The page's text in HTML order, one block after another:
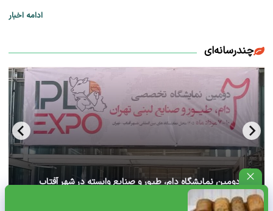
ادامه اخبار
چندرسانه‌ای
آغاز دومین نمایشگاه دام، طیور و صنایع وابسته در شهر آفتاب
تهران+ ویدئو